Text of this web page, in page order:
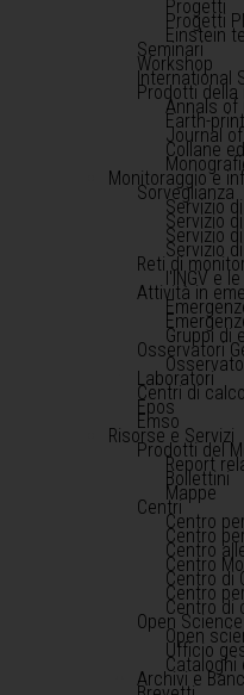
Progetti
Progetti
Einstein
Seminari
Workshop
International
Prodotti
Annals of
Earth-
Journal
Collane
Monitoraggio e
Sorveglianza
Servizio
Servizio
Servizio
Servizio
Reti di
l'INGV e
Attività in
Gruppi di
Osservatori
Laboratori
Centri di
Epos
Emso
Risorse e Servizi
Prodotti del
Report
Bollettini
Mappe
Centri
Centro
Centro
Centro
Centro
Centro di
Centro
Centro di
Open Science
Open
Ufficio
Cataloghi
Archivi e